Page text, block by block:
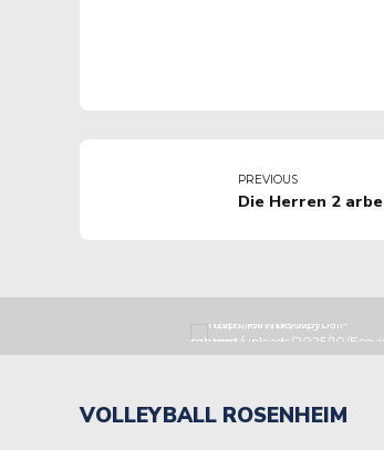
PREVIOUS
Die Herren 2
VOLLEYBALL ROSENHEIM